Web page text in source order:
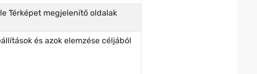
Térképet megjelenítő oldalak
és azok elemzése céljából